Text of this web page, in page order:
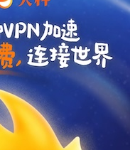
支持 反对
[0]